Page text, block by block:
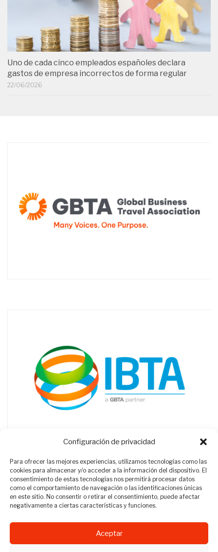
Configuración de privacidad
Para ofrecer las mejores experiencias, utilizamos tecnologías como las
cookies para almacenar y/o acceder a la información del dispositivo. El
consentimiento de estas tecnologías nos permitirá procesar datos
como el comportamiento de navegación o las identificaciones únicas
en este sitio. No consentir o retirar el consentimiento, puede afectar
negativamente a ciertas características y funciones.
Aceptar
Uno de cada cinco empleados españoles declara
gastos de empresa incorrectos de forma regular
22/06/2026